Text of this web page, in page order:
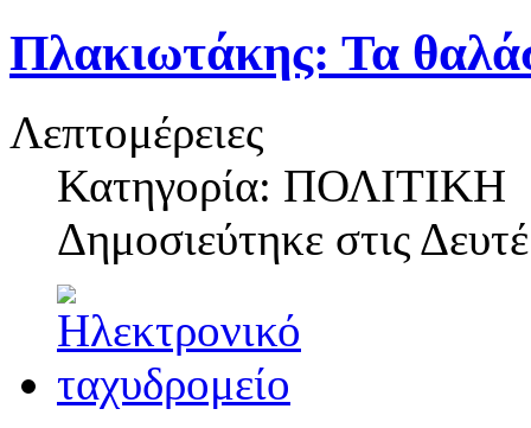
Πλακιωτάκης: Τα
Λεπτομέρειες
Κατηγορία: ΠΟΛΙΤΙΚΗ
Δημοσιεύτηκε στις